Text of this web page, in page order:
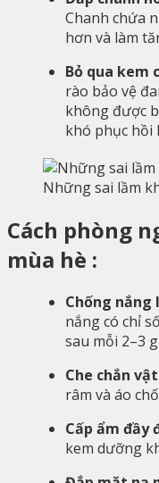
Chanh chứa
hơn và làm
Bỏ qua kem
rào bảo vệ
không được
khó phục hồi
Những sai lầm
Cách phòng
mùa hè :
Chống nắng
nắng có chỉ
sau mỗi 2–3
Che chắn
râm và áo
Cấp ẩm đầy
kem dưỡng